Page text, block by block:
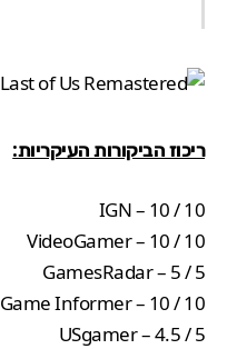
ריכוז הביקורות העיקריות:
IGN– 10 / 10
VideoGamer– 10 / 10
GamesRadar– 5 / 5
Game Informer– 10 / 10
USgamer– 4.5 / 5